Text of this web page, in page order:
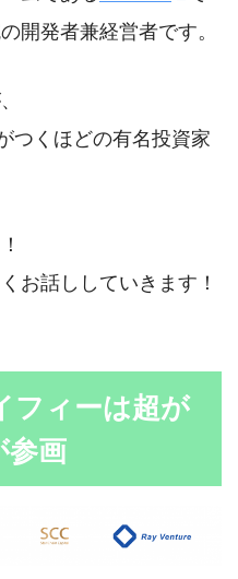
開発者兼経営者です。
つくほどの有名投資家
お話ししていきます！
フィーは超が
参画